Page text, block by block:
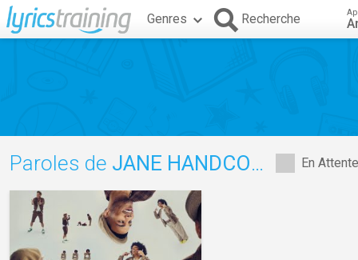
Genres Recherche
En
Paroles de JANE HANDCOCK